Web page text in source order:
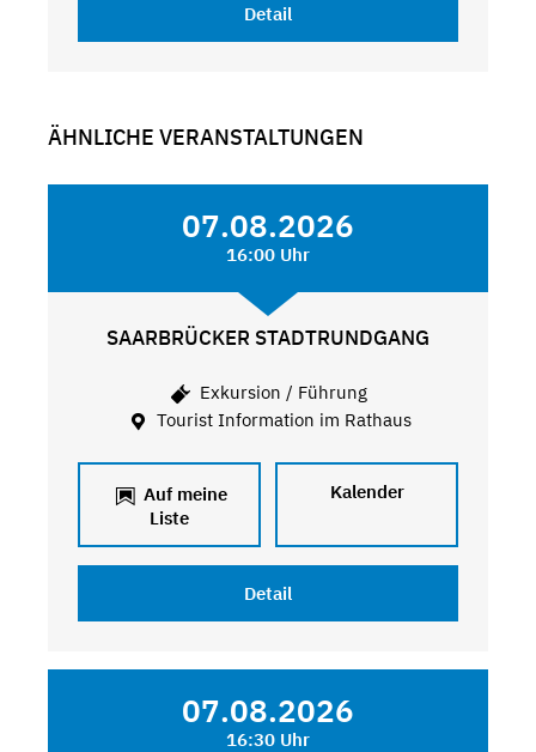
Detail
ÄHNLICHE VERANSTALTUNGEN
07.08.2026
16:00 Uhr
SAARBRÜCKER STADTRUNDGANG
Exkursion / Führung
Tourist Information im Rathaus
Auf meine
Liste
Kalender
Detail
07.08.2026
16:30 Uhr